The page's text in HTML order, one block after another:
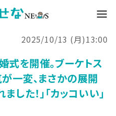
2025/10/13 (月)13:00
式を開催。ブーケトス
一変、まさかの展開
した！」「カッコいい」